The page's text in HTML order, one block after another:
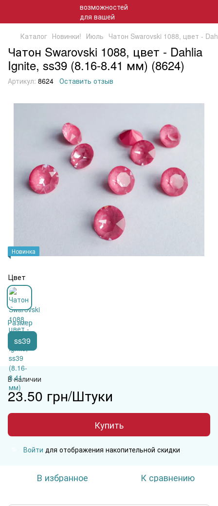
Каталог Новинки! Июль Чатон Swarovski 1088, цвет -
Чатон Swarovski 1088, цвет - Dahlia
Ignite, ss39 (8.16-8.41 мм) (8624)
Артикул: 8624 Оставить отзыв
Новинка
Цвет
Размер
ss39
В наличии
23.50 грн/Штуки
Купить
Войти для отображения накопительной скидки
В избранное К сравнению